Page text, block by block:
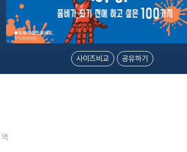
사이즈비교 공유하기
역